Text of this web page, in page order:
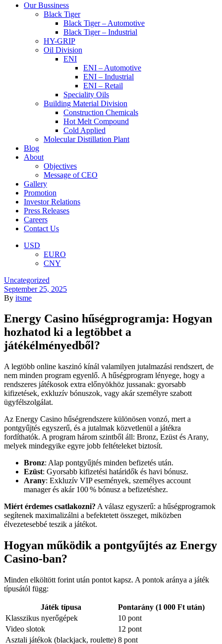
Our Bussiness
Black Tiger
Black Tiger – Automotive
Black Tiger – Industrial
HY-GRIP
Oil Division
ENI
ENI – Automotive
ENI – Industrial
ENI – Retail
Speciality Oils
Building Material Division
Construction Chemicals
Hot Melt Compound
Cold Applied
Molecular Distillation Plant
Blog
About
Objectives
Message of CEO
Gallery
Promotion
Investor Relations
Press Releases
Careers
Contact Us
Menu
USD
EURO
CNY
Categories
Uncategorized
September 25, 2025
By itsme
Energy Casino hűségprogramja: Hogyan
hozhatod ki a legtöbbet a
játékélményedből?
A legtöbb online kaszinó kínál valamilyen jutalmazási rendszert, de
nem minden program egyenlő. A hűségprogram lényege, hogy a
rendszeres játékosok extra előnyökhöz jussanak: gyorsabb
kifizetések, exkluzív bónuszok, vagy akár személyre szabott
ügyfélszolgálat.
Az Energy Casino hűségrendszere különösen vonzó, mert a
pontgyűjtés egyszerű, és a jutalmak közvetlenül a játékra
fordíthatók. A program három szintből áll: Bronz, Ezüst és Arany,
melyek mindegyike egyre jobb feltételeket biztosít.
Bronz: Alap pontgyűjtés minden befizetés után.
Ezüst: Gyorsabb kifizetési határidők és havi bónusz.
Arany: Exkluzív VIP események, személyes account
manager és akár 100 % bónusz a befizetéshez.
Miért érdemes csatlakozni? A válasz egyszerű: a hűségprogramok
segítenek maximalizálni a befektetett összeget, miközben
élvezetesebbé teszik a játékot.
Hogyan működik a pontgyűjtés az Energy
Casino-ban?
Minden elköltött forint után pontot kapsz. A pontok aránya a játék
típusától függ:
Játék típusa
Pontarány (1 000 Ft után)
Klasszikus nyerőgépek
10 pont
Video slotok
12 pont
Asztali játékok (blackjack, roulette) 8 pont